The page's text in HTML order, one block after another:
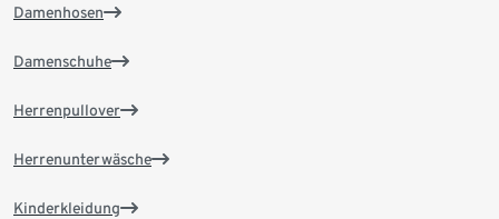
Damenhosen
Damenschuhe
Herrenpullover
Herrenunterwäsche
Kinderkleidung